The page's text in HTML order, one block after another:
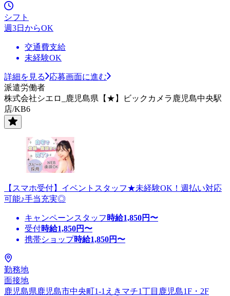
シフト
週3日からOK
交通費支給
未経験OK
詳細を見る
応募画面に進む
派遣労働者
株式会社シエロ_鹿児島県【★】ビックカメラ鹿児島中央駅
店/KB6
【スマホ受付】イベントスタッフ★未経験OK！週払い対応
可能♪手当充実◎
キャンペーンスタッフ 時給1,850円〜
受付時給1,850円〜
携帯ショップ時給1,850円〜
勤務地
面接地
鹿児島県鹿児島市中央町1-1えきマチ1丁目鹿児島1F・2F